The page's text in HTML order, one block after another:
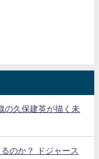
の久保建英が描く未
のか？ ドジャース